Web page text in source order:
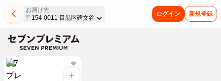
お届け先
〒154-0011 目黒区碑文谷
ログイン 新規登録